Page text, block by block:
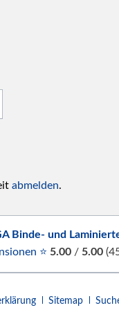
abmelden.
Binde- und
⭐ 5.00/ 5.00(
Sitemap